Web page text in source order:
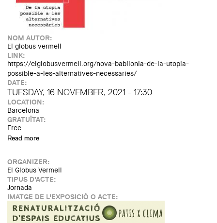
NOM AUTOR:
El globus vermell
LINK:
https://elglobusvermell.org/nova-babilonia-de-la-utopia-
possible-a-les-alternatives-necessaries/
DATE:
TUESDAY, 16 NOVEMBER, 2021 - 17:30
LOCATION:
Barcelona
GRATUÏTAT:
Free
Read more
ORGANIZER:
El Globus Vermell
TIPUS D'ACTE:
Jornada
IMATGE DE L'EXPOSICIÓ O ACTE: